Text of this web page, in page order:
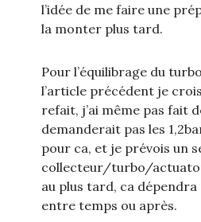
l’idée de me faire une
la monter plus tard.
Pour l’équilibrage du
l’article précédent je
refait, j’ai même pas fait
demanderait pas les
pour ca, et je prévois un
collecteur/turbo/
au plus tard, ca
entre temps ou après.